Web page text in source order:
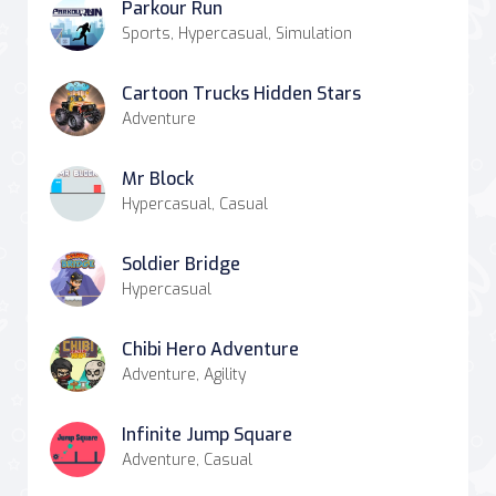
Parkour Run
Sports, Hypercasual, Simulation
Cartoon Trucks Hidden Stars
Adventure
Mr Block
Hypercasual, Casual
Soldier Bridge
Hypercasual
Chibi Hero Adventure
Adventure, Agility
Infinite Jump Square
Adventure, Casual